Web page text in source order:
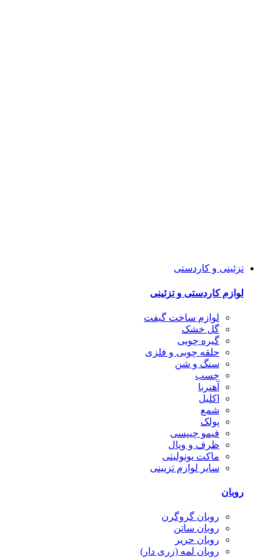
تزئینی و کاردستی
لوازم کاردستی و تزئینی
لوازم ساخت گیفت
گل خشک
گیره چوبی
حلقه چوبی و فلزی
سنگ و شن
چسب
آهنربا
اکلیل
شمع
پولک
فیمو چیپسی
ظرف و ویال
ماکت یونولیتی
سایر لوازم تزیینی
روبان
روبان گروگرن
روبان ساتن
روبان حریر
روبان لمه (زری دار)